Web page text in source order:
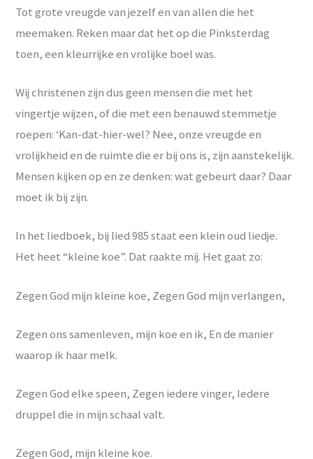
Tot grote vreugde van jezelf en van allen die het
meemaken. Reken maar dat het op die Pinksterdag
toen, een kleurrijke en vrolijke boel was.
Wij christenen zijn dus geen mensen die met het
vingertje wijzen, of die met een benauwd stemmetje
roepen: ‘Kan-dat-hier-wel? Nee, onze vreugde en
vrolijkheid en de ruimte die er bij ons is, zijn aanstekelijk.
Mensen kijken op en ze denken: wat gebeurt daar? Daar
moet ik bij zijn.
In het liedboek, bij lied 985 staat een klein oud liedje.
Het heet “kleine koe”. Dat raakte mij. Het gaat zo:
Zegen God mijn kleine koe, Zegen God mijn verlangen,
Zegen ons samenleven, mijn koe en ik, En de manier
waarop ik haar melk.
Zegen God elke speen, Zegen iedere vinger, Iedere
druppel die in mijn schaal valt.
Zegen God, mijn kleine koe.